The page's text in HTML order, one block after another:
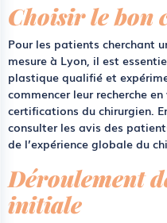
Choisir le bon
Pour les patients cherchant
mesure à Lyon, il est
plastique qualifié et
commencer leur recherche
certifications du chirurgien.
consulter les avis des
de l’expérience globale du
Déroulement
initiale